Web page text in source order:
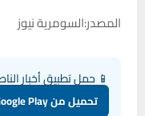
المصدر:السومرية نيوز
📱 حمل تطبيق أخبار
تحميل من Google Play